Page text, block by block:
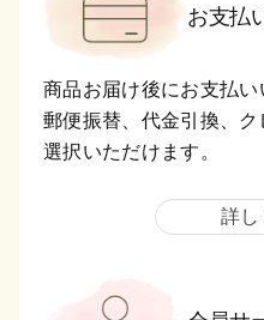
お支払
商品お届け後にお支払い
郵便振替、代金引換、
選択いただけます。
詳し